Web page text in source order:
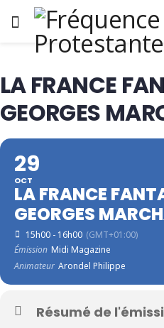
LA FRANCE
GEORGES
29
OCT
LA FRANCE
GEORGES
15h00 - 16h00 (GMT+01:00)
Émission Midi Magazine
Animateur Arondel Philippe
Résumé de